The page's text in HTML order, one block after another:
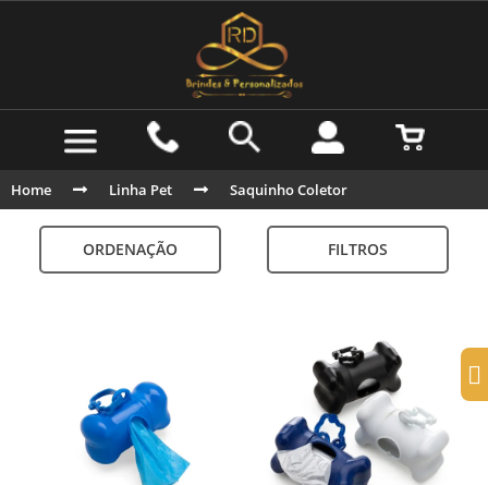
Home Linha Pet Saquinho Coletor
ORDENAÇÃO FILTROS